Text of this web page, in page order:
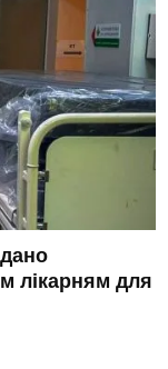
лікарням для